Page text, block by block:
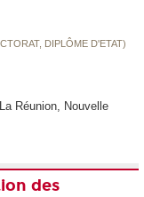
DIPLÔME D'ETAT)
Réunion, Nouvelle
des